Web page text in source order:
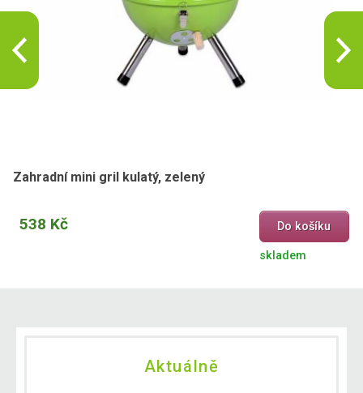
Zahradní mini gril kulatý, zelený
538 Kč Do košíku
skladem
Aktuálně